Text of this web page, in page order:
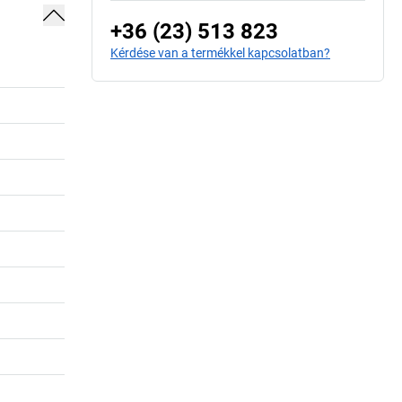
+36 (23) 513 823
Kérdése van a termékkel kapcsolatban?